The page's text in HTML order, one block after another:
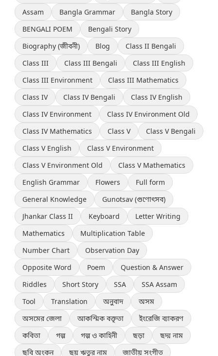
Assam
Bangla Grammar
Bangla Story
BENGALI POEM
Bengali Story
Biography (জীবনী)
Blog
Class II Bengali
Class III
Class III Bengali
Class III English
Class III Environment
Class III Mathematics
Class IV
Class IV Bengali
Class IV English
Class IV Environment
Class IV Environment Old
Class IV Mathematics
Class V
Class V Bengali
Class V English
Class V Environment
Class V Environment Old
Class V Mathematics
English Grammar
Flowers
Full form
General Knowledge
Gunotsav (গুণোৎসব)
Jhankar Class II
Keyboard
Letter Writing
Mathematics
Multiplication Table
Number Chart
Observation Day
Opposite Word
Poem
Question & Answer
Riddles
Short Story SSA
SSA Assam
Tool
Translation অনুবাদ
অসম
অসমের জেলা
আকস্মিক বক্তৃতা
ইংরেজি ব্যাকরণ
কবিতা
গল্প গল্প ও কাহিনী ছড়া
ছদ্ম নাম
ছবি অংকন
ছয় ঋতুর নাম
জাতীয় সংগীত